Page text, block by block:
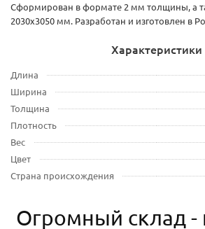
Сформирован в формате 2 мм толщины, а
2030х3050 мм. Разработан и изготовлен в
Характеристики
Длина
Ширина
Толщина
Плотность
Вес
Цвет
Страна происхождения
Огромный склад -